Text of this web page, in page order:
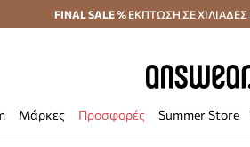
άνω των 70 € Αποστολή σε 24 ώρες
FINAL SALE % ΕΚΠΤΩΣΗ ΣΕ ΧΙΛΙΑΔΕΣ
Μάρκες Προσφορές Summer Store